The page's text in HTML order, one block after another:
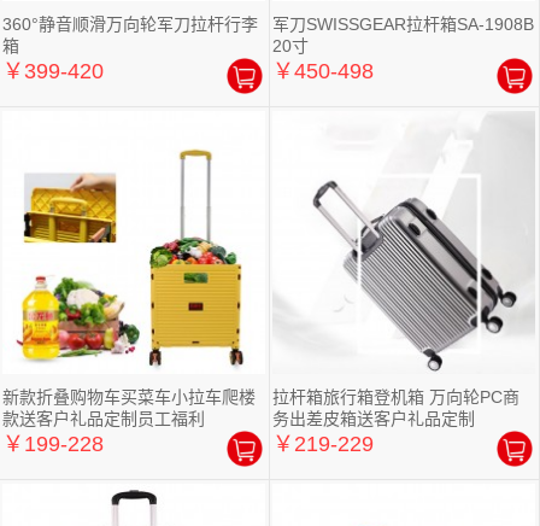
360°静音顺滑万向轮军刀拉杆行李
箱
￥399-420
军刀SWISSGEAR拉杆箱SA-1908B
20寸
￥450-498
新款折叠购物车买菜车小拉车爬楼
款送客户礼品定制员工福利
￥199-228
拉杆箱旅行箱登机箱 万向轮PC商
务出差皮箱送客户礼品定制
￥219-229